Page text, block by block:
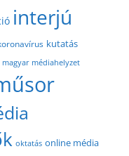
interjú
kutatás
magyar médiahelyzet
oktatás online média